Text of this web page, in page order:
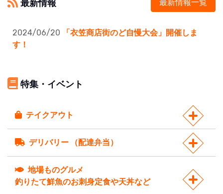
最新情報 最新情報一覧
2024/06/20
「衣笠商店街のど自慢大会」開催しま
す！
特集・イベント
テイクアウト
デリバリー （配達弁当）
地場ものグルメ
釣りたて鮮魚のお刺身定食や天丼など